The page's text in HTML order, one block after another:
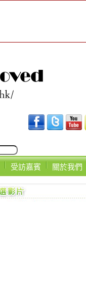
受訪嘉賓 關於我們